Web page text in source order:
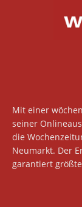
Mit einer
seiner
die
Neumarkt. Der
garantiert